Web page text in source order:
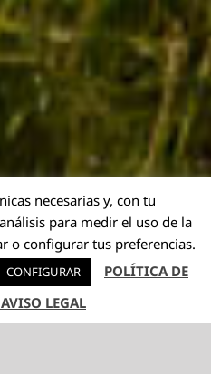
necesarias y, con tu
para medir el uso de la
o configurar tus preferencias.
CONFIGURAR
POLÍTICA DE
LEGAL